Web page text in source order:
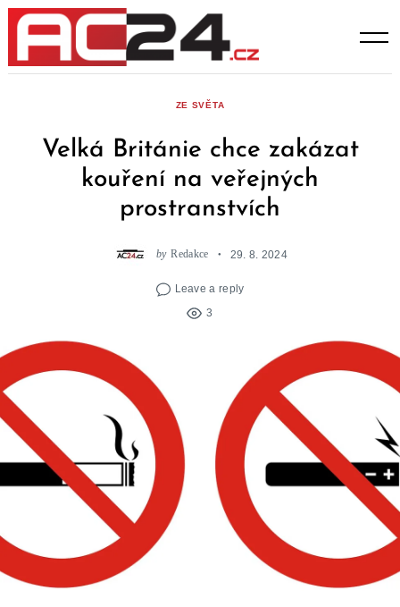
Skip
content
ZE SVĚTA
Velká Británie chce zakázat
kouření na veřejných
prostranstvích
by Redakce 29. 8. 2024
Leave a reply
3